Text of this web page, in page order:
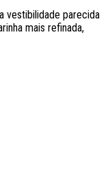
vestibilidade parecida
mais refinada,